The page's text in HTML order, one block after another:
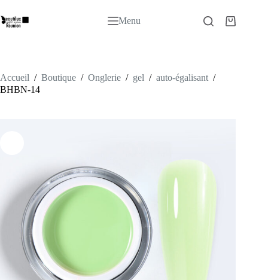
au
contenu
Menu
Panier
Accueil / Boutique / Onglerie / gel / auto-égalisant /
BHBN-14